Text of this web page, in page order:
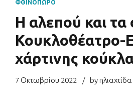
ΦΘΙΝΌΠΩΡΟ
Η αλεπού και τα
χάρτινης
7 Οκτωβρίου 2022 by ηλιαχτίδα